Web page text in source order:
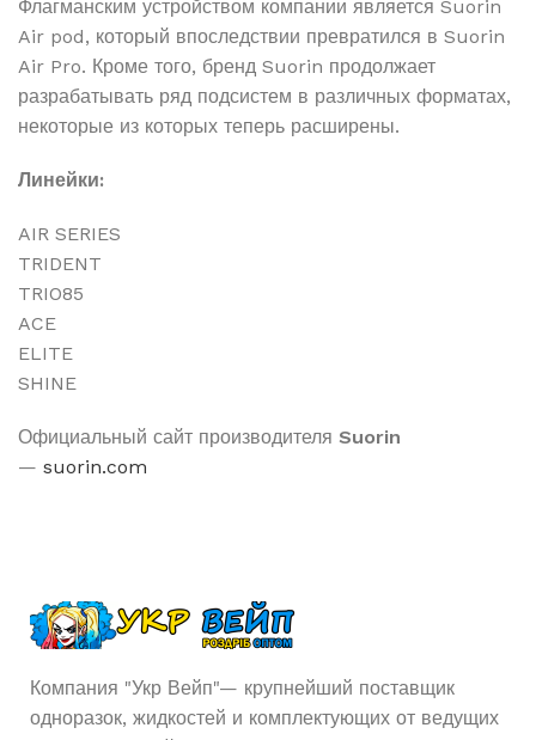
Флагманским устройством компании является Suorin
Air pod, который впоследствии превратился в Suorin
Air Pro. Кроме того, бренд Suorin продолжает
разрабатывать ряд подсистем в различных форматах,
некоторые из которых теперь расширены.
Линейки:
AIR SERIES
TRIDENT
TRIO85
ACE
ELITE
SHINE
Официальный сайт производителя Suorin
— suorin.com
Компания "Укр Вейп"— крупнейший поставщик
одноразок, жидкостей и комплектующих от ведущих